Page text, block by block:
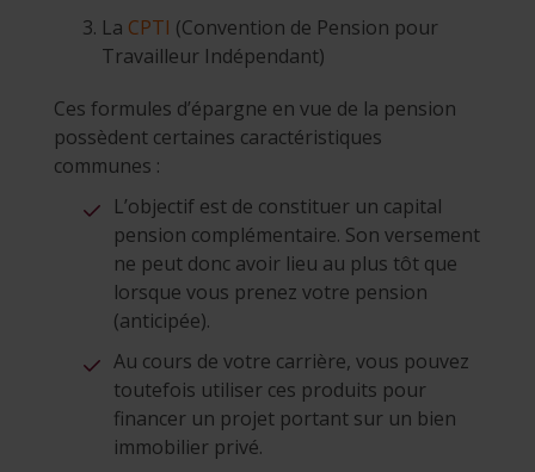
La CPTI (Convention de Pension pour
Travailleur Indépendant)
Ces formules d’épargne en vue de la pension
possèdent certaines caractéristiques
communes :
L’objectif est de constituer un capital
pension complémentaire. Son versement
ne peut donc avoir lieu au plus tôt que
lorsque vous prenez votre pension
(anticipée).
Au cours de votre carrière, vous pouvez
toutefois utiliser ces produits pour
financer un projet portant sur un bien
immobilier privé.